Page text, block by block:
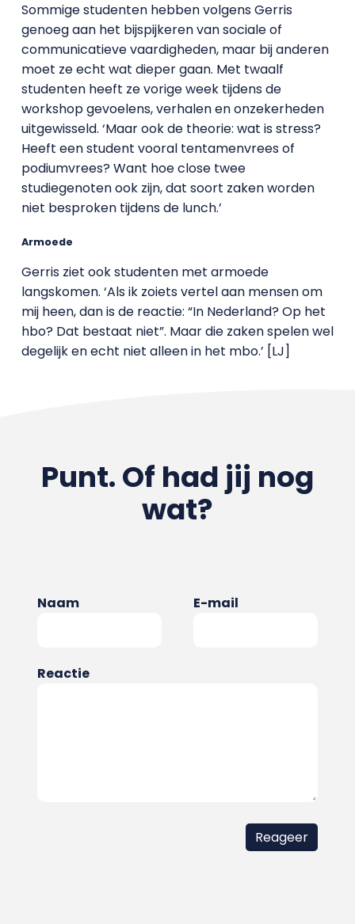
Sommige studenten hebben volgens Gerris
genoeg aan het bijspijkeren van sociale of
communicatieve vaardigheden, maar bij anderen
moet ze echt wat dieper gaan. Met twaalf
studenten heeft ze vorige week tijdens de
workshop gevoelens, verhalen en onzekerheden
uitgewisseld. ‘Maar ook de theorie: wat is stress?
Heeft een student vooral tentamenvrees of
podiumvrees? Want hoe close twee
studiegenoten ook zijn, dat soort zaken worden
niet besproken tijdens de lunch.’
Armoede
Gerris ziet ook studenten met armoede
langskomen. ‘Als ik zoiets vertel aan mensen om
mij heen, dan is de reactie: “In Nederland? Op het
hbo? Dat bestaat niet”. Maar die zaken spelen wel
degelijk en echt niet alleen in het mbo.’ [LJ]
Punt. Of had jij nog
wat?
Naam E-mail
Reactie